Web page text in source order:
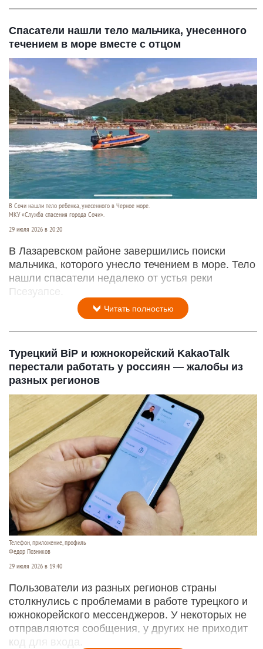
Спасатели нашли тело мальчика, унесенного
течением в море вместе с отцом
В Сочи нашли тело ребенка, унесенного в Черное море.
МКУ «Служба спасения города Сочи».
29 июля 2026 в 20:20
В Лазаревском районе завершились поиски
мальчика, которого унесло течением в море. Тело
нашли спасатели недалеко от устья реки
Псезуапсе.
Читать полностью
Турецкий BiP и южнокорейский KakaoTalk
перестали работать у россиян — жалобы из
разных регионов
Телефон, приложение, профиль
Федор Позников
29 июля 2026 в 19:40
Пользователи из разных регионов страны
столкнулись с проблемами в работе турецкого и
южнокорейского мессенджеров. У некоторых не
отправляются сообщения, у других не приходит
код для входа.